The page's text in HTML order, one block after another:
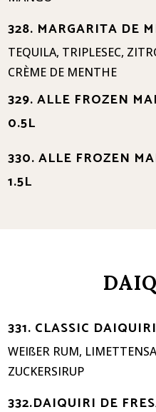
328. MARGARITA DE
TEQUILA, TRIPLESEC,
CRÈME DE MENTHE
329. ALLE FROZEN
0.5L
330. ALLE FROZEN
1.5L
331. CLASSIC
WEIßER RUM,
ZUCKERSIRUP
332.DAIQUIRI DE